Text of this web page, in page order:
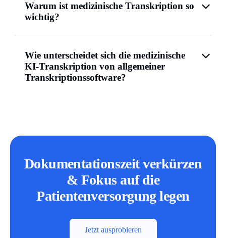
Warum ist medizinische Transkription so
wichtig?
Wie unterscheidet sich die medizinische
KI-Transkription von allgemeiner
Transkriptionssoftware?
Dokumentationszeit verkürzen
& Fokus auf die
Patientenversorgung legen
Jetzt ausprobieren